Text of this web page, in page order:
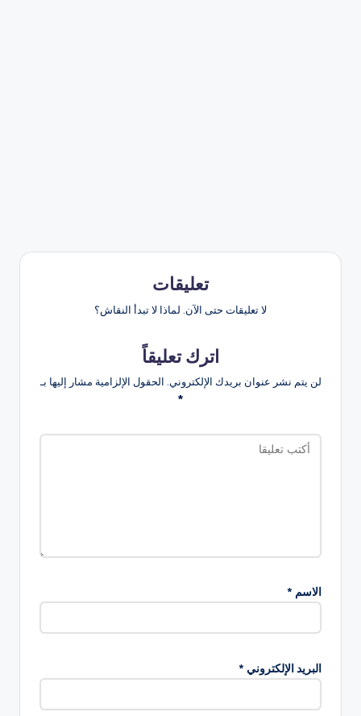
تعليقات
لا تعليقات حتى الآن. لماذا لا تبدأ النقاش؟
اترك تعليقاً
لن يتم نشر عنوان بريدك الإلكتروني. الحقول الإلزامية مشار إليها بـ
*
الاسم *
البريد الإلكتروني *